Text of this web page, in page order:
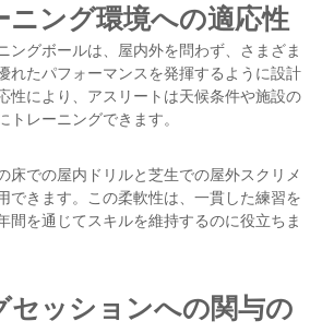
ニング環境への適応性
ングボールは、屋内外を問わず、さまざま
れたパフォーマンスを発揮するように設計
性により、アスリートは天候条件や施設の
レーニングできます。
床での屋内ドリルと芝生での屋外スクリメ
できます。この柔軟性は、一貫した練習を
間を通じてスキルを維持するのに役立ちま
セッションへの関与の